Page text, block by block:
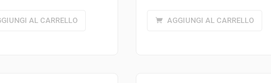
AL CARRELLO AGGIUNGI AL CARRELLO